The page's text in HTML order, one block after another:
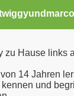
zu Hause links
14 Jahren
und